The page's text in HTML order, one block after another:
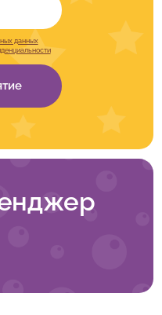
данных